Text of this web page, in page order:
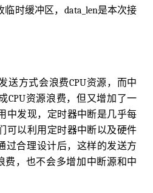
临时缓冲区，data_len是本次接
送方式会浪费CPU资源，而中
CPU资源浪费，但又增加了一
中发现，定时器中断是几乎每
可以利用定时器中断以及硬件
过合理设计后，这样的发送方
费，也不会多增加中断源和中